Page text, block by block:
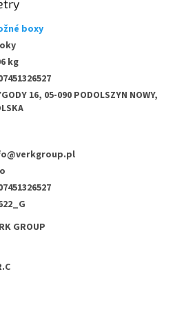
boxy
kg
16, 05-090 PODOLSZYN NOWY,
GROUP